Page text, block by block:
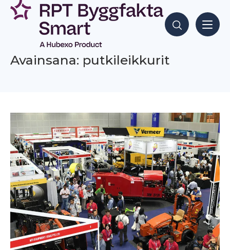
Siirry
sisältöön
Hae sisältöjä
Avainsana: putkileikkurit